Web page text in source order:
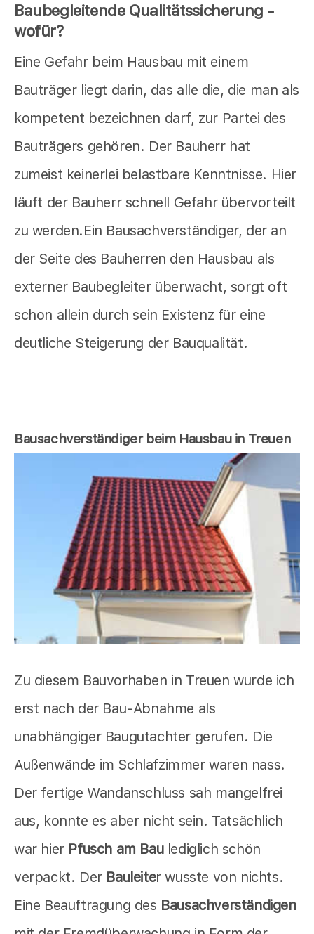
Baubegleitende Qualitätssicherung -
wofür?
Eine Gefahr beim Hausbau mit einem
Bauträger liegt darin, das alle die, die man als
kompetent bezeichnen darf, zur Partei des
Bauträgers gehören. Der Bauherr hat
zumeist keinerlei belastbare Kenntnisse. Hier
läuft der Bauherr schnell Gefahr übervorteilt
zu werden.Ein Bausachverständiger, der an
der Seite des Bauherren den Hausbau als
externer Baubegleiter überwacht, sorgt oft
schon allein durch sein Existenz für eine
deutliche Steigerung der Bauqualität.
Bausachverständiger beim Hausbau in Treuen
Zu diesem Bauvorhaben in Treuen wurde ich
erst nach der Bau-Abnahme als
unabhängiger Baugutachter gerufen. Die
Außenwände im Schlafzimmer waren nass.
Der fertige Wandanschluss sah mangelfrei
aus, konnte es aber nicht sein. Tatsächlich
war hier Pfusch am Baulediglich schön
verpackt. Der Bauleiter wusste von nichts.
Eine Beauftragung des Bausachverständigen